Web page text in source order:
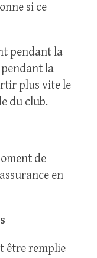
si ce
pendant la
la
plus vite le
du club.
de
en
être remplie